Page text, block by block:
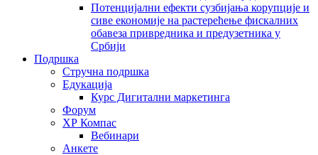
Потенцијални ефекти сузбијања корупције и
сиве економије на растерећење фискалних
обавеза привредника и предузетника у
Србији
Подршка
Стручна подршка
Едукација
Курс Дигитални маркетинга
Форум
ХР Компас
Вебинари
Анкете